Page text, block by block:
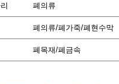
폐의류
폐의류/폐가죽/폐현수막
폐목재/폐금속